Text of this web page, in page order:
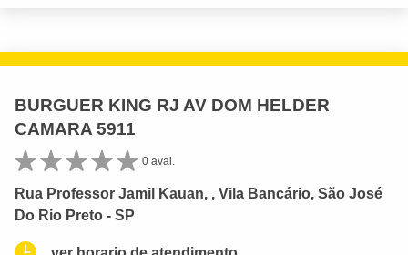
BURGUER KING RJ AV DOM HELDER
CAMARA 5911
0 aval.
Rua Professor Jamil Kauan, , Vila Bancário, São José
Do Rio Preto - SP